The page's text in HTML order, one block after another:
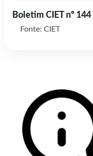
Boletim CIET nº 144
Fonte: CIET